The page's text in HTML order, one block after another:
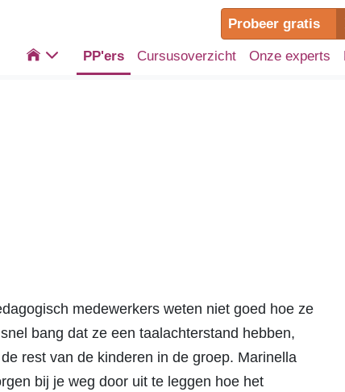
Probeer gratis
 PP'ers Cursusoverzicht Onze experts
medewerkers weten niet goed hoe ze
bang dat ze een taalachterstand hebben,
rest van de kinderen in de groep. Marinella
bij je weg door uit te leggen hoe het